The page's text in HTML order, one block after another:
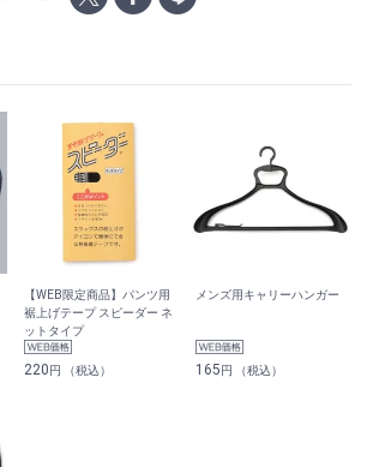
【WEB限定商品】パンツ用
裾上げテープ スピーダー ネ
ットタイプ
220円 （税込）
メンズ用キャリーハンガー
165円 （税込）